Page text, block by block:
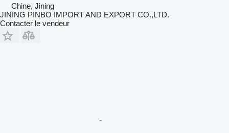
Chine, Jining
JINING PINBO IMPORT AND EXPORT CO.,LTD.
Contacter le vendeur